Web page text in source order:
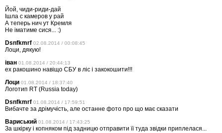
Йой, чиди-риди-дай
Ішла с камеров у рай
А теперь нич ут Кремля
Не іматиме сися... :)
Dsnfkmrf 02.08.2014 / 00:08:45
Лоци, дякую!
іван 01.08.2014 / 20:44:13
ех ракошино навіщо СБУ в ліс і закокошити!!!
Лоци 01.08.2014 / 18:37:40
Логотип RT (Russia today)
Dsnfkmrf 01.08.2014 / 17:59:51
Вибачте за дрімучість, але останне фото про що має сказати
Вариський 01.08.2014 / 17:43:25
За шкірку і копняком під задницю отправити її туда звідки приплелася...